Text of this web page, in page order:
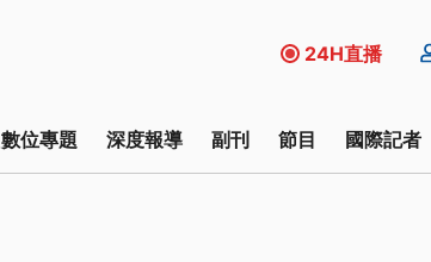
24H直播
數位專題 深度報導 副刊 節目 國際記者